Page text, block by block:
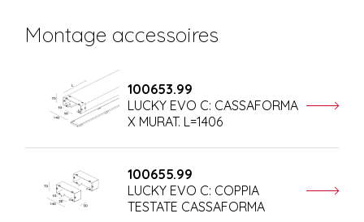
Montage accessoires
100653.99
LUCKY EVO C: CASSAFORMA
X MURAT. L=1406
100655.99
LUCKY EVO C: COPPIA
TESTATE CASSAFORMA